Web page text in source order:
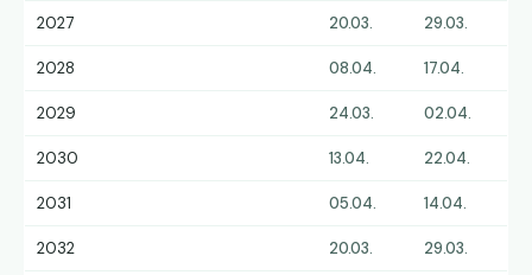
2027 20.03. 29.03.
2028 08.04. 17.04.
2029 24.03. 02.04.
2030 13.04. 22.04.
2031 05.04. 14.04.
2032 20.03. 29.03.